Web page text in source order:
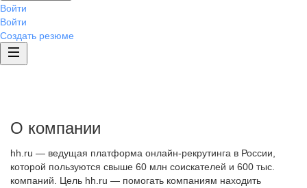
Войти
Войти
Создать резюме
О компании
hh.ru — ведущая платформа онлайн-рекрутинга в России,
которой пользуются свыше 60 млн соискателей и 600 тыс.
компаний. Цель hh.ru — помогать компаниям находить